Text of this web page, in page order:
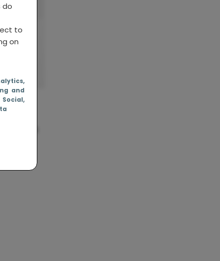
do
to
on
,
and
Social,
nuttigs
jij